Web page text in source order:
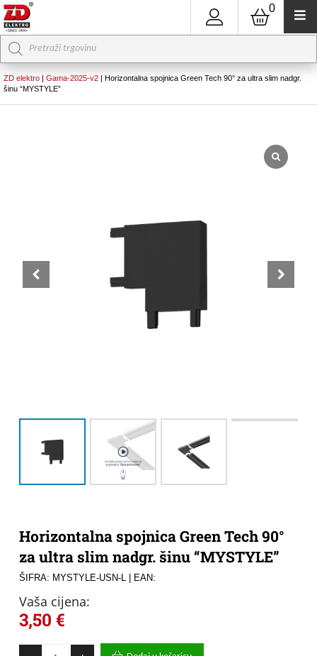
0
Products
search
ZD elektro | Gama-2025-v2 | Horizontalna spojnica Green Tech 90° za ultra slim nadgr.
šinu “MYSTYLE”
Horizontalna spojnica Green Tech 90°
za ultra slim nadgr. šinu “MYSTYLE”
ŠIFRA: MYSTYLE-USN-L | EAN:
Vaša cijena:
3,50 €